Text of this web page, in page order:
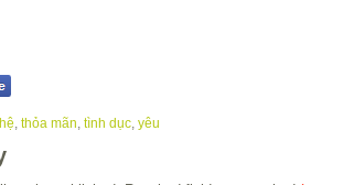
, thỏa mãn, tình dục, yêu